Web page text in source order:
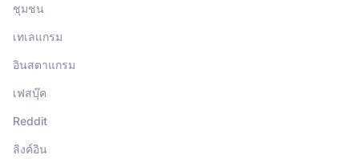
ชุมชน
เทเลแกรม
อินสตาแกรม
เฟสบุ๊ค
Reddit
ลิงค์อิน